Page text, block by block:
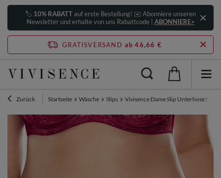
🏷️ 10% RABATTauf erste Bestellung! ✉️ Abonniere unseren
Newsletter und erhalte von uns Rabattcode | ABONNIERE>
GRATISVERSAND ab 46,66 €
Zurück Startseite Wäsche Slips Vivisence Dame Slip Unterhose